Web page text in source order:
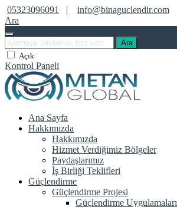
05323096091 |
info@binaguclendir.com
Ara
Ara
Açık
Kontrol Paneli
Ana Sayfa
Hakkımızda
Hakkımızda
Hizmet Verdiğimiz Bölgeler
Paydaşlarımız
İş Birliği Teklifleri
Güçlendirme
Güçlendirme Projesi
Güçlendirme Uygulamaları